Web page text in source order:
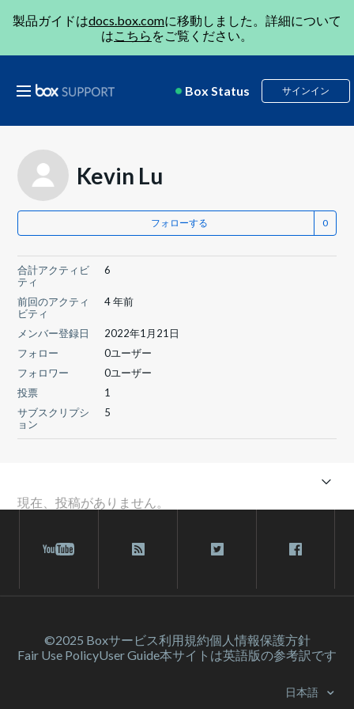
製品ガイドはdocs.box.comに移動しました。詳細について
はこちら をご覧ください。
Box Status サインイン
Kevin Lu
フォローする
合計アクティビ
ティ
6
前回のアクティ
ビティ
4 年前
メンバー登録日
2022年1月21日
フォロー
0ユーザー
フォロワー
0ユーザー
投票
1
サブスクリプシ
ョン
5
現在、投稿がありません。
©2025 Boxサービス利⽤規約個人情報保護方針
Fair Use PolicyUser Guide本サイトは英語版の参考訳です
日本語